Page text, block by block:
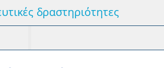
δραστηριότητες